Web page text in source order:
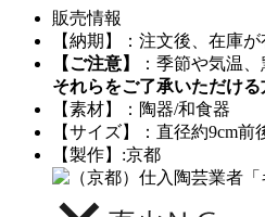
販売情報
【納期】：注文後、在庫
【ご注意】
：季節や気温
それらをご了承いただける
【素材】：陶器/和食器
【サイズ】：直径約9cm
【製作】:京都